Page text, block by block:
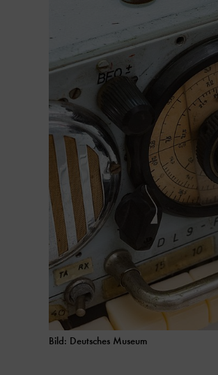
Bild: Deutsches Museum